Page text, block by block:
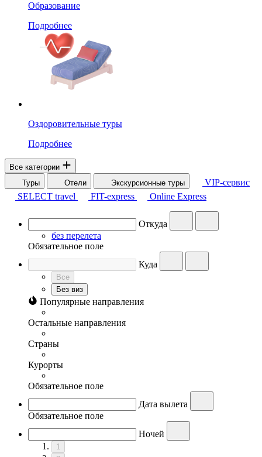
Образование
Подробнее
Оздоровительные туры
Подробнее
Все категории
Туры
Отели Экскурсионные туры
VIP-сервис
SELECT travel
FIT-express Online Express
Откуда
без перелета
Обязательное поле
Куда
Все
Без виз
Популярные направления
Остальные направления
Страны
Курорты
Обязательное поле
Дата вылета
Обязательное поле
Ночей
1